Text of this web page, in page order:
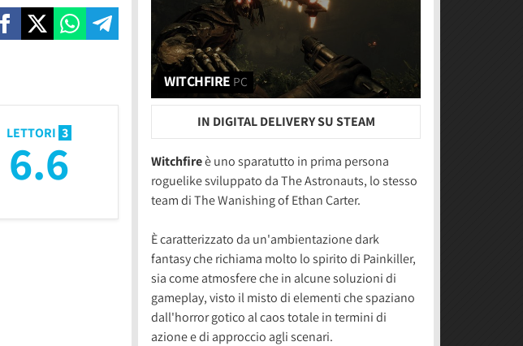
LETTORI 3
6.6
WITCHFIRE PC
IN DIGITAL DELIVERY SU STEAM
Witchfireè uno sparatutto in prima persona
roguelike sviluppato da The Astronauts, lo stesso
team di The Wanishing of Ethan Carter.
È caratterizzato da un'ambientazione dark
fantasy che richiama molto lo spirito di Painkiller,
sia come atmosfere che in alcune soluzioni di
gameplay, visto il misto di elementi che spaziano
dall'horror gotico al caos totale in termini di
azione e di approccio agli scenari.